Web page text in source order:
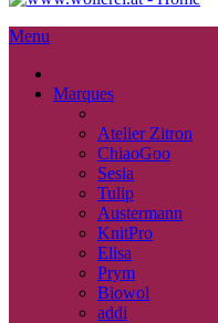
Menu
Marques
Atelier Zitron
ChiaoGoo
Sesia
Tulip
Austermann
KnitPro
Elisa
Prym
Biowol
addi